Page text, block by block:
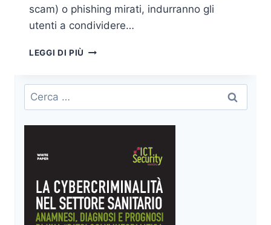
scam) o phishing mirati, indurranno gli
utenti a condividere…
LEGGI DI PIÙ ATTACCHI
APP
DATING:
FURTO
SEXTORTION
Ricerca
per: